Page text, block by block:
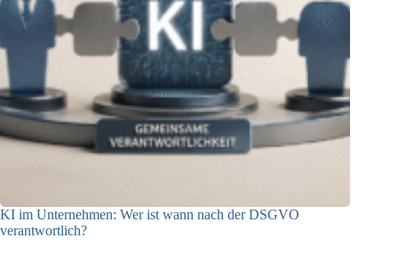
KI im Unternehmen: Wer ist wann nach der DSGVO
verantwortlich?